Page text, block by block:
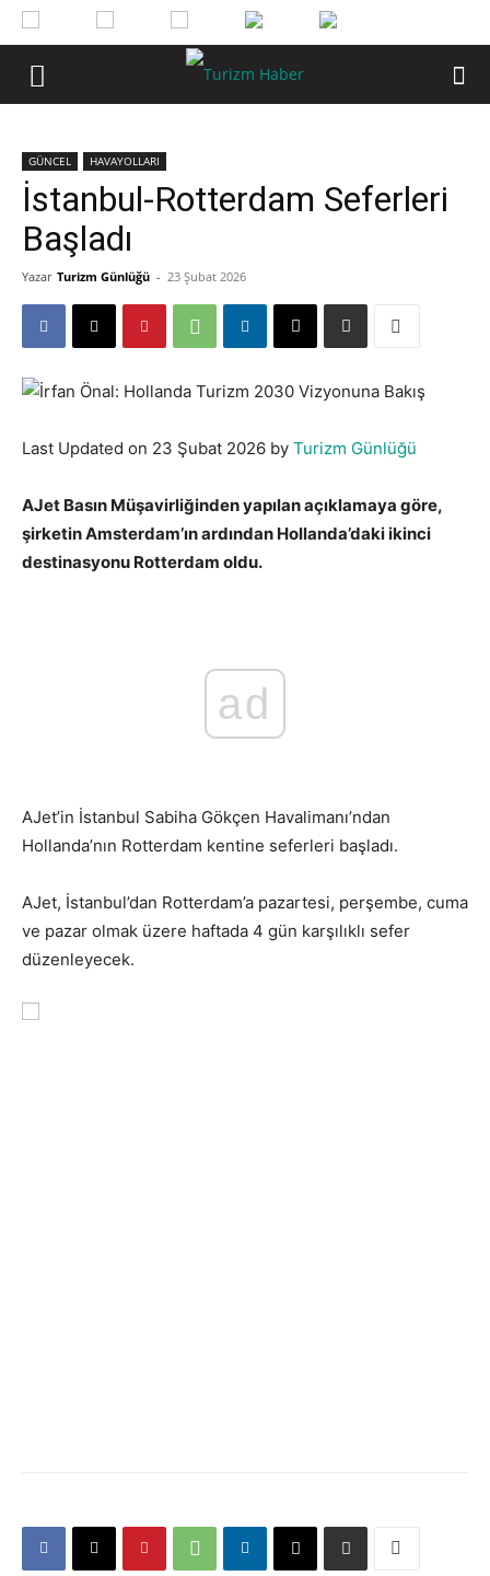
GÜNCEL HAVAYOLLARI
İstanbul-Rotterdam Seferleri
Başladı
Yazar Turizm Günlüğü - 23 Şubat 2026
Last Updated on 23 Şubat 2026 by Turizm Günlüğü
AJet Basın Müşavirliğinden yapılan açıklamaya göre,
şirketin Amsterdam’ın ardından Hollanda’daki ikinci
destinasyonu Rotterdam oldu.
ad
AJet’in İstanbul Sabiha Gökçen Havalimanı’ndan
Hollanda’nın Rotterdam kentine seferleri başladı.
AJet, İstanbul’dan Rotterdam’a pazartesi, perşembe, cuma
ve pazar olmak üzere haftada 4 gün karşılıklı sefer
düzenleyecek.